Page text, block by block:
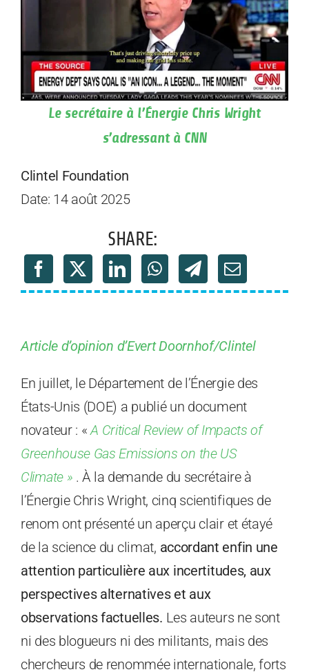
Le secrétaire à l’Énergie Chris Wright
s’adressant à CNN
Clintel Foundation
Date: 14 août 2025
SHARE:
Article d’opinion d’Evert Doornhof/Clintel
En juillet, le Département de l’Énergie des
États-Unis (DOE) a publié un document
novateur : « A Critical Review of Impacts of
Greenhouse Gas Emissions on the US
Climate » . À la demande du secrétaire à
l’Énergie Chris Wright, cinq scientifiques de
renom ont présenté un aperçu clair et étayé
de la science du climat, accordant enfin une
attention particulière aux incertitudes, aux
perspectives alternatives et aux
observations factuelles. Les auteurs ne sont
ni des blogueurs ni des militants, mais des
chercheurs de renommée internationale, forts